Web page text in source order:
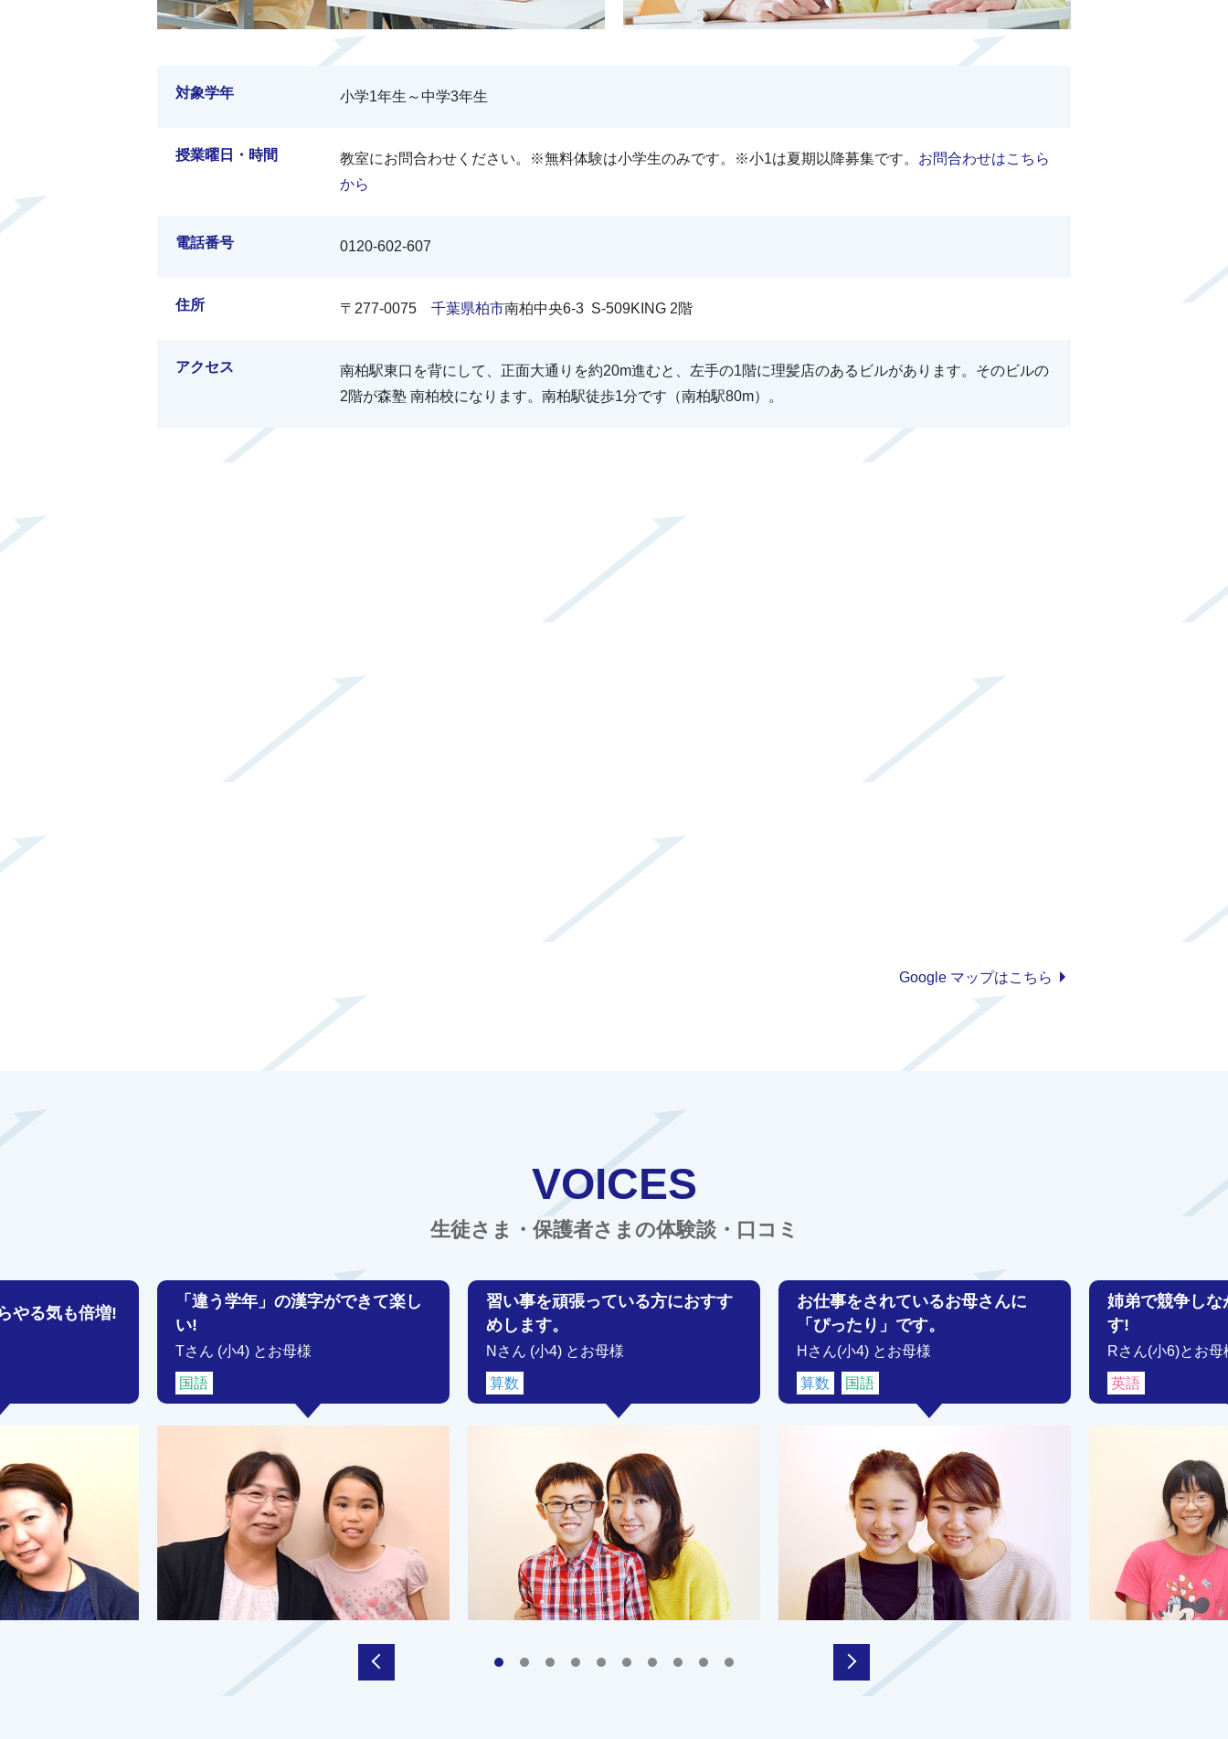
対象学年 小学1年生～中学3年生
授業曜日・時間 教室にお問合わせください。※無料体験は小学生のみです。※小1は夏期以降募集です。 お問合わせはこちら
から
電話番号 0120-602-607
住所 〒277-0075 千葉県柏市南柏中央6-3 S-509KING 2階
アクセス
南柏駅東口を背にして、正面大通りを約20m進むと、左手の1階に理髪店のあるビルがあります。そのビルの
2階が森塾 南柏校になります。南柏駅徒歩1分です（南柏駅80m）。
Google マップはこちら
VOICES
生徒さま・保護者さまの体験談・口コミ
やる気も倍増!
「違う学年」の漢字ができて楽し
い!
Tさん (小4) とお母様
国語
習い事を頑張っている方におすす
めします。
Nさん (小4) とお母様
算数
お仕事をされているお母さんに
「ぴったり」です。
Hさん(小4) とお母様
算数 国語
姉弟で競争し
す!
Rさん(小6)とお母
英語